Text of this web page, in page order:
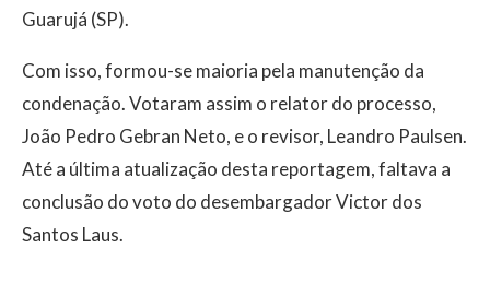
Guarujá (SP).
Com isso, formou-se maioria pela manutenção da
condenação. Votaram assim o relator do processo,
João Pedro Gebran Neto, e o revisor, Leandro Paulsen.
Até a última atualização desta reportagem, faltava a
conclusão do voto do desembargador Victor dos
Santos Laus.